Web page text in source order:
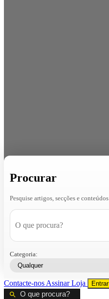
Procurar
Pesquise artigos, secções e conteúdos
Categoria:
Contacte-nos AssinarLoja Entrar